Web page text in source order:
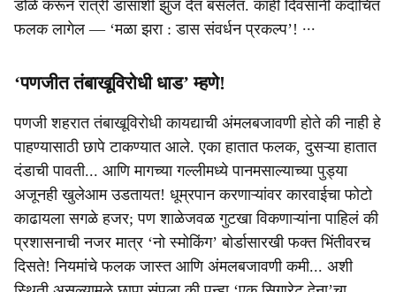
डोळे करून रात्री डासांशी झुंज देत बसलेत. काही दिवसांनी कदाचित
फलक लागेल — ‘मळा झरा : डास संवर्धन प्रकल्प’! ∙∙∙
‘पणजीत तंबाखूविरोधी धाड’ म्हणे!
पणजी शहरात तंबाखूविरोधी कायद्याची अंमलबजावणी होते की नाही हे
पाहण्यासाठी छापे टाकण्यात आले. एका हातात फलक, दुसऱ्या हातात
दंडाची पावती... आणि मागच्या गल्लीमध्ये पानमसाल्याच्या पुड्या
अजूनही खुलेआम उडतायत! धूम्रपान करणाऱ्यांवर कारवाईचा फोटो
काढायला सगळे हजर; पण शाळेजवळ गुटखा विकणाऱ्यांना पाहिलं की
प्रशासनाची नजर मात्र ‘नो स्मोकिंग’ बोर्डासारखी फक्त भिंतीवरच
दिसते! नियमांचे फलक जास्त आणि अंमलबजावणी कमी... अशी